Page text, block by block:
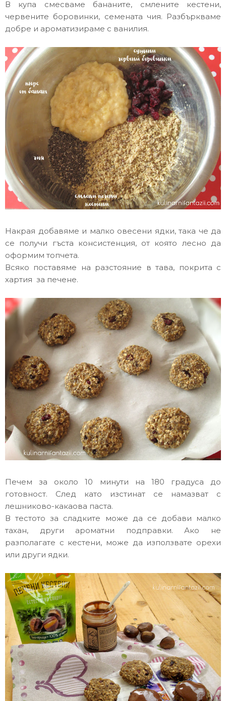
В купа смесваме бананите, смлените кестени,
червените боровинки, семената чия. Разбъркваме
добре и ароматизираме с ванилия.
Накрая добавяме и малко овесени ядки, така че да
се получи гъста консистенция, от която лесно да
оформим топчета.
Всяко поставяме на разстояние в тава, покрита с
хартия за печене.
Печем за около 10 минути на 180 градуса до
готовност. След като изстинат се намазват с
лешниково-какаова паста.
В тестото за сладките може да се добави малко
тахан, други ароматни подправки. Ако не
разполагате с кестени, може да използвате орехи
или други ядки.